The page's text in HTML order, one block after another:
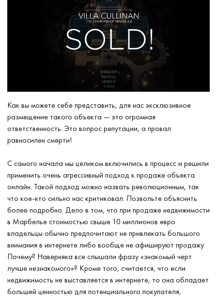
Как вы можете себе представить, для нас эксклюзивное
размещение такого объекта — это огромная
ответственность. Это вопрос репутации, а провал
равносилен смерти!
С самого начала мы целиком включились в процесс и решили
применить очень агрессивный подход к продаже объекта
онлайн. Такой подход можно назвать революционным, так
что кое-кто сильно нас критиковал. Позвольте объяснить
более подробно. Дело в том, что при продаже недвижимости
в Марбелье стоимостью свыше 10 миллионов евро
владельцы обычно предпочитают не привлекать большого
внимания в интернете либо вообще не афишируют продажу.
Почему? Наверняка все слышали фразу «знакомый черт
лучше незнакомого»? Кроме того, считается, что если
недвижимость не выставляется в интернете, то она обладает
большей ценностью для потенциального покупателя,